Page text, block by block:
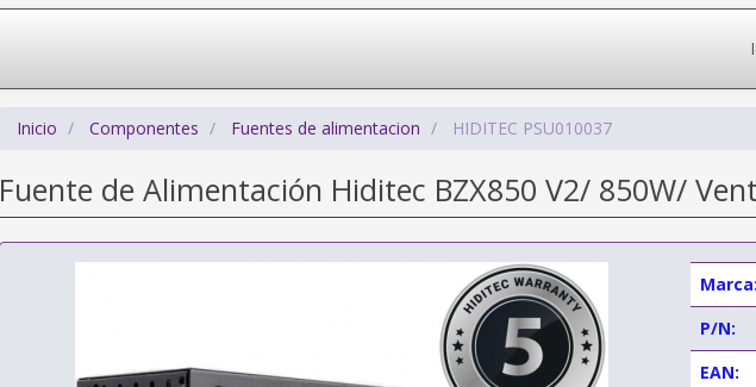
Inicio Componentes Fuentes de alimentacion HIDITEC PSU010037
Fuente de Alimentación Hiditec BZX850 V2/ 850W/
Marca:
P/N:
EAN: